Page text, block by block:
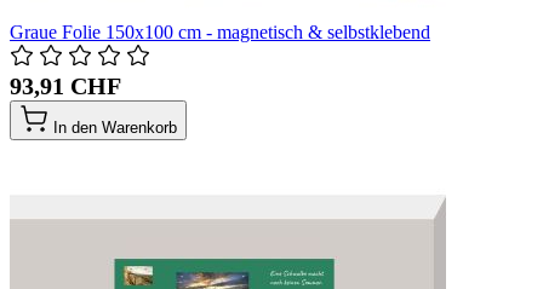
Graue Folie 150x100 cm - magnetisch & selbstklebend
93,91 CHF
In den Warenkorb